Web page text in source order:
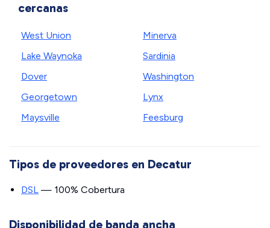
cercanas
West Union
Lake Waynoka
Dover
Georgetown
Maysville
Minerva
Sardinia
Washington
Lynx
Feesburg
Tipos de proveedores en Decatur
DSL — 100% Cobertura
Disponibilidad de banda ancha